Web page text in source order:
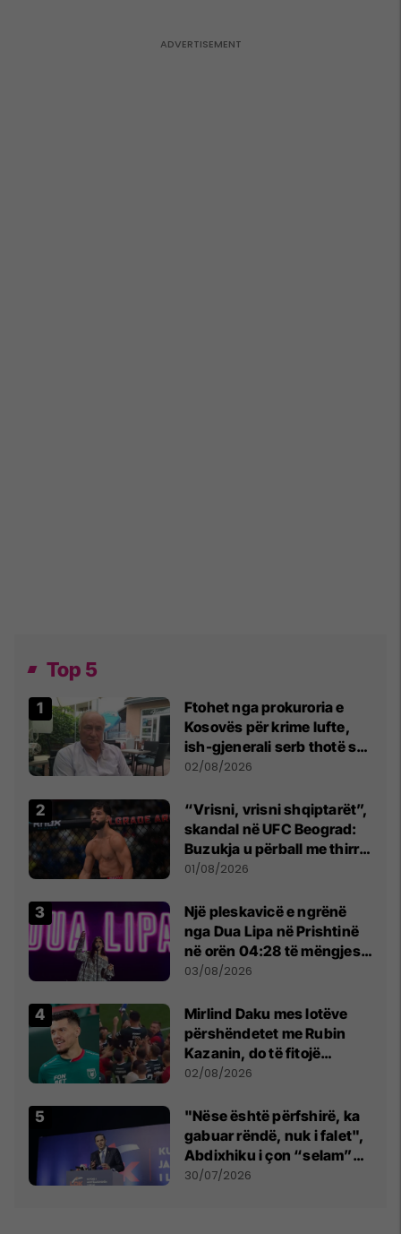
Top 5
Ftohet nga prokuroria e
Kosovës për krime lufte,
ish-gjenerali serb thotë se
dikush e tradhtoi në
02/08/2026
“Vrisni, vrisni shqiptarët”,
skandal në UFC Beograd:
Buzukja u përball me thirrje
anti-shqiptare nga
01/08/2026
Një pleskavicë e ngrënë
nga Dua Lipa në Prishtinë
në orën 04:28 të mëngjesit
- dhe bota digjitale serbe
03/08/2026
Mirlind Daku mes lotëve
përshëndetet me Rubin
Kazanin, do të fitojë
miliona te Spartak Moska
02/08/2026
"Nëse është përfshirë, ka
gabuar rëndë, nuk i falet",
Abdixhiku i çon “selam”
Përparim Ramës
30/07/2026